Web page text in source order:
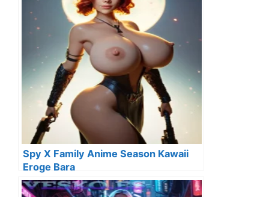
Spy X Family Anime Season Kawaii
Eroge Bara